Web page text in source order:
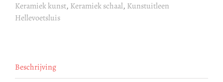
Keramiek kunst, Keramiek schaal, Kunstuitleen
Hellevoetsluis
Beschrijving